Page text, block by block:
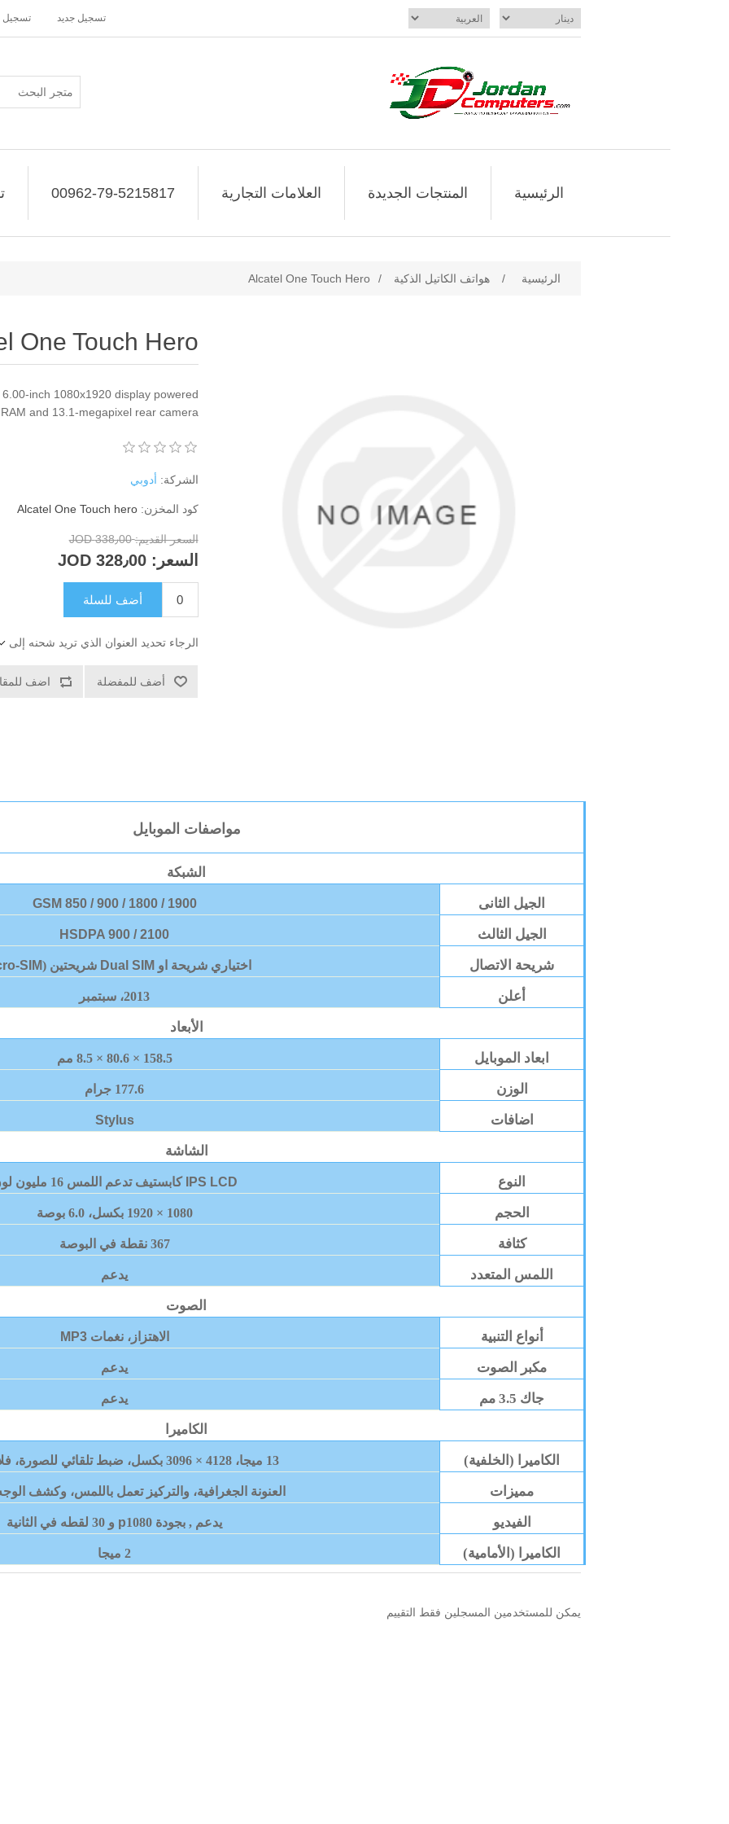
تسجيل جديد تسجيل
الرئيسية المنتجات الجديدة العلامات التجارية 00962-79-5215817
الرئيسية / هواتف الكاتيل الذكية /
Alcatel One Touch Hero
One Touch Hero
inch 1080x1920 display powered
and 13.1-megapixel rear camera
الشركة: أدوبي
كود المخزن: Alcatel One Touch hero
السعر القديم: 338٫00 JOD
السعر: 328٫00 JOD
أضف للسلة
الرجاء تحديد العنوان الذي تريد شحنه إلى
أضف للمفضلة اضف
مواصفات الموبايل
الشبكة
الجيل الثانى
GSM 850 / 900 / 1800 / 1900
الجيل الثالث HSDPA 900 / 2100
شريحة الاتصال اختياري شريحة او Dual SIM شريحتين (SIM
أعلن 2013، سبتمبر
الأبعاد
ابعاد الموبايل
158.5 × 80.6 × 8.5 مم
الوزن 177.6 جرام
اضافات Stylus
الشاشة
النوع
IPS LCD كابستيف تدعم اللمس 16 مليون لون
الحجم 1080 × 1920 بكسل، 6.0 بوصة
كثافة 367 نقطة في البوصة
اللمس المتعدد يدعم
الصوت
أنواع التنبية
الاهتزاز، نغماتMP3
مكبر الصوت يدعم
جاك 3.5 مم يدعم
الكاميرا
الكاميرا (الخلفية)
13 ميجا، 4128 × 3096 بكسل، ضبط تلقائي للصورة، فلاش
مميزات العنونة الجغرافية، والتركيز تعمل باللمس، وكشف
الفيديو يدعم , بجودة 1080 p و 30 لقطه في الثانية
الكاميرا (الأمامية) 2 ميجا
يمكن للمستخدمين المسجلين فقط التقييم